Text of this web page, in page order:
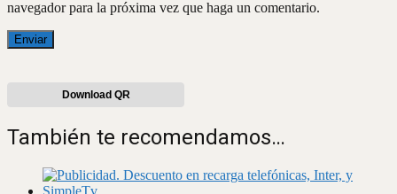
navegador para la próxima vez que haga un comentario.
Download QR
También te recomendamos…